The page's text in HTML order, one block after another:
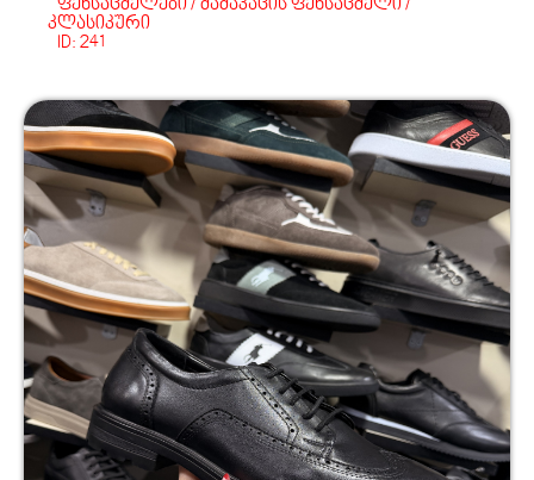
ფეხსაცმელები / მამაკაცის ფეხსაცმელი /
კლასიკური
ID: 241